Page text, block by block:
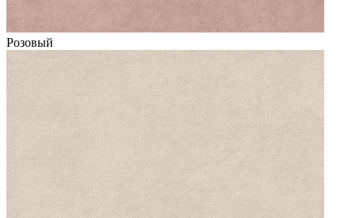
Розовый